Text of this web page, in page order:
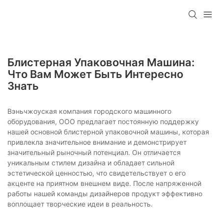
Блистерная Упаковочная Машина:
Что Вам Может Быть Интересно
Знать
Вэньчжоуская компания городского машинного
оборудования, ООО предлагает постоянную поддержку
нашей основной блистерной упаковочной машины, которая
привлекла значительное внимание и демонстрирует
значительный рыночный потенциал. Он отличается
уникальным стилем дизайна и обладает сильной
эстетической ценностью, что свидетельствует о его
акценте на приятном внешнем виде. После напряженной
работы нашей команды дизайнеров продукт эффективно
воплощает творческие идеи в реальность.